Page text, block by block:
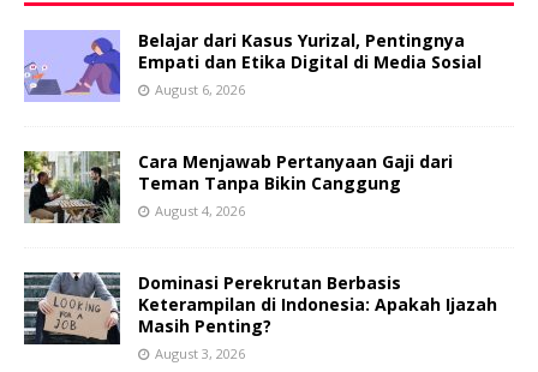
Belajar dari Kasus Yurizal, Pentingnya
Empati dan Etika Digital di Media Sosial
August 6, 2026
Cara Menjawab Pertanyaan Gaji dari
Teman Tanpa Bikin Canggung
August 4, 2026
Dominasi Perekrutan Berbasis
Keterampilan di Indonesia: Apakah Ijazah
Masih Penting?
August 3, 2026